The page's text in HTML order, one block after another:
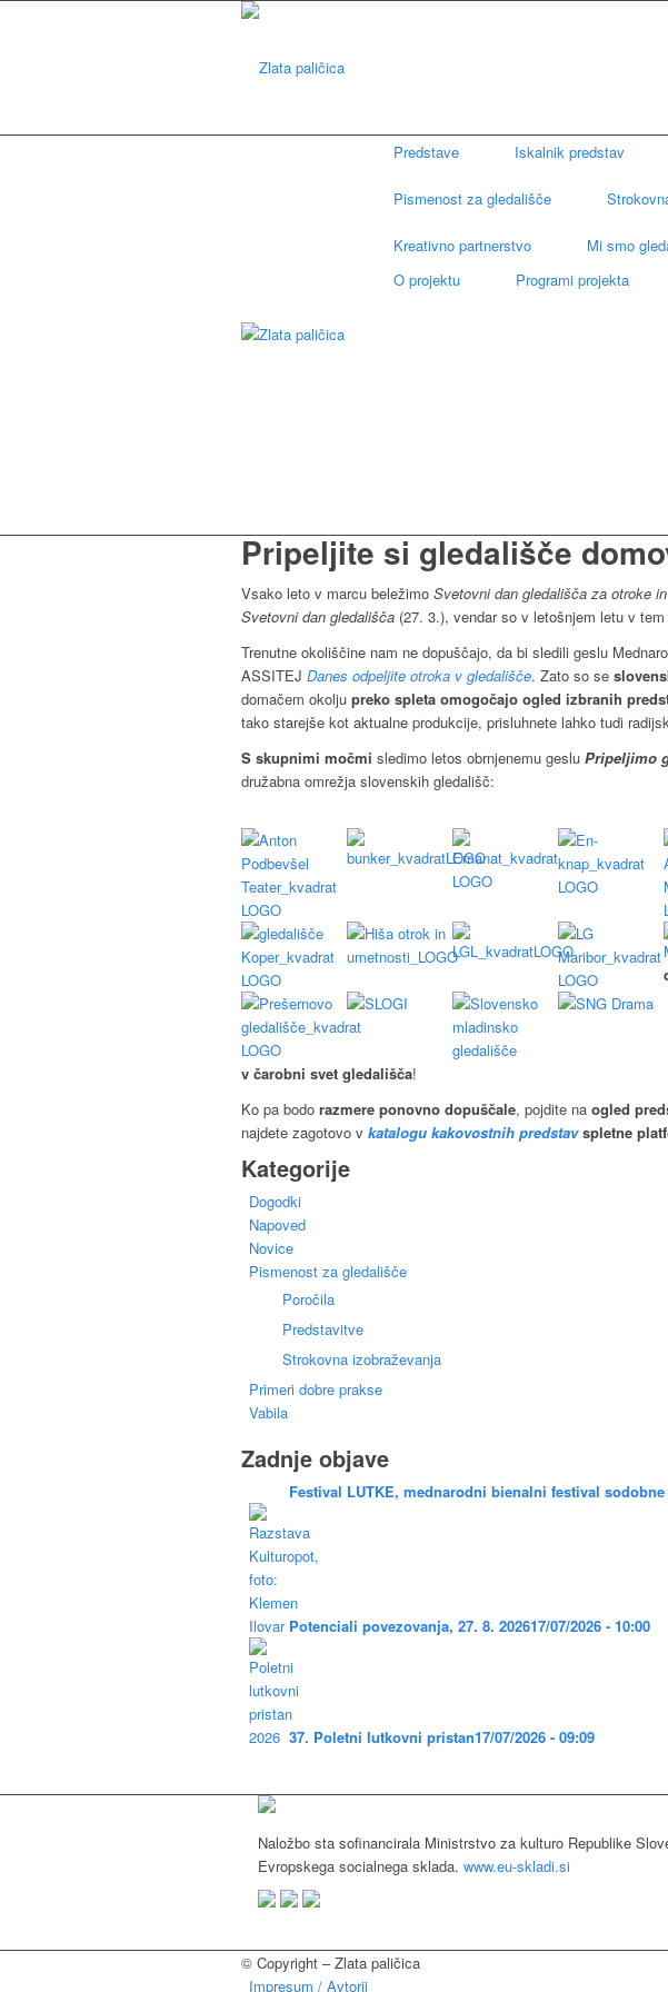
Predstave Iskalnik predstav
Pismenost za gledališče
Kreativno partnerstvo
Mi smo
O projektu
Programi projekta
Pripeljite si gledališče
Vsako leto v marcu beležimo Svetovni dan gledališča za otroke
Svetovni dan gledališča (27. 3.), vendar so v letošnjem letu v tem
Trenutne okoliščine nam ne dopuščajo, da bi sledili geslu
ASSITEJ Danes odpeljite otroka v gledališče. Zato so se
domačem okolju preko spleta omogočajo ogled izbranih
tako starejše kot aktualne produkcije, prisluhnete lahko tudi
S skupnimi močmi sledimo letos obrnjenemu geslu Pripeljimo
družabna omrežja slovenskih gledališč:
v čarobni svet gledališča!
Ko pa bodo razmere ponovno dopuščale, pojdite na ogled
najdete zagotovo v katalogu kakovostnih predstavspletne
Kategorije
Dogodki
Napoved
Novice
Pismenost za gledališče
Poročila
Predstavitve
Strokovna izobraževanja
Primeri dobre prakse
Vabila
Zadnje objave
Festival LUTKE, mednarodni bienalni festival
Potenciali povezovanja, 27. 8. 202617/07/2026 - 10:00
37. Poletni lutkovni pristan17/07/2026 - 09:09
Naložbo sta sofinancirala Ministrstvo za kulturo Republike
Evropskega socialnega sklada. www.eu-skladi.si
© Copyright – Zlata paličica
Impresum / Avtorji